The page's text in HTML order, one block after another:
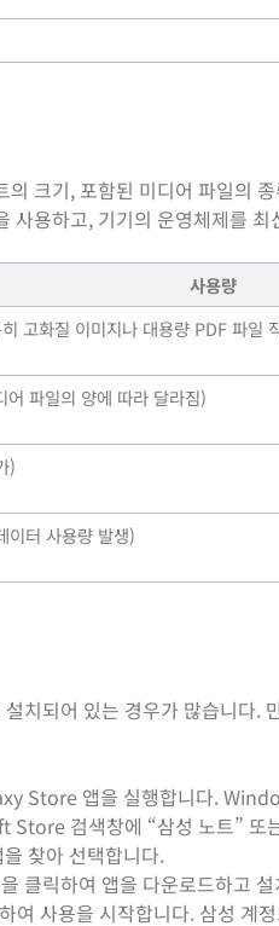
크기, 포함된 미디어 파일의
사용하고, 기기의 운영체제를
사용량
고화질 이미지나 대용량 PDF 파일
파일의 양에 따라 달라짐)
)
이터 사용량 발생)
치되어 있는 경우가 많습니다.
Store 앱을 실행합니다.
검색창에 “삼성 노트”
찾아 선택합니다.
클릭하여 앱을 다운로드하고
여 사용을 시작합니다. 삼성 계